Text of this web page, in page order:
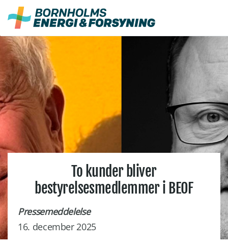
Fortsæt
indhold
To kunder bliver
bestyrelsesmedlemmer i BEOF
Pressemeddelelse
16. december 2025